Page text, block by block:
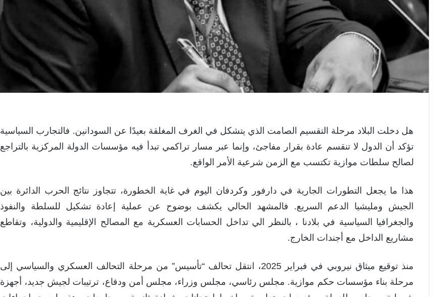
هل دخلت البلاد مرحلة التقسيم الصامت الذي يتشكل في الغرف المغلقة بعيدًا عن السودانين. فالتجارب السياسية
تؤكد أن الدول لا تنقسم عادة بقرار مفاجئ، وإنما عبر مسار تراكمي تبدأ فيه مؤسسات الدولة المركزية بالتراجع
لصالح سلطات موازية تكتسب مع الزمن شرعية الأمر الواقع.
هذا ما يجعل التطورات الجارية في دارفور وكردفان اليوم في غاية الخطورة، تتجاوز نتائج الحرب الدائرة بين
الجيش ومليشيا الدعم السريع. فالمشهد الحالي يكشف بوضوح عن عملية إعادة تشكيل للسلطة والنفوذ
والجغرافيا السياسية في بلادنا ، بالنظر الي تداخل الحسابات العسكرية مع المصالح الإقليمية والدولية، وتقاطع
مشاريع الداخل مع أجندات الخارج.
منذ توقيع ميثاق نيروبي في فبراير 2025، انتقل تحالف “تأسيس” من مرحلة التحالف العسكري والسياسي إلى
مرحلة بناء مؤسسات حكم موازية. مجلس رئاسي، مجلس وزراء، مجلس أمن ودفاع، ترتيبات لجيش جديد، أجهزة